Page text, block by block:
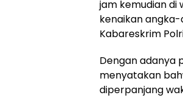
jam kemudian di
kenaikan
Kabareskrim
Dengan adanya
menyatakan
diperpanjang